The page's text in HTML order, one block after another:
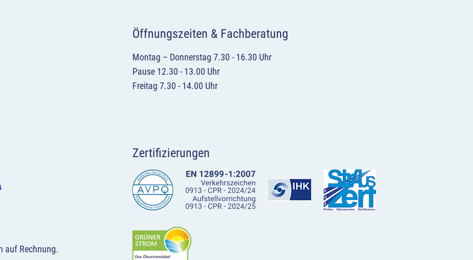
Öffnungszeiten & Fachberatung
Montag – Donnerstag 7.30 - 16.30 Uhr
Pause 12.30 - 13.00 Uhr
Freitag 7.30 - 14.00 Uhr
auf Rechnung.
Zertifizierungen